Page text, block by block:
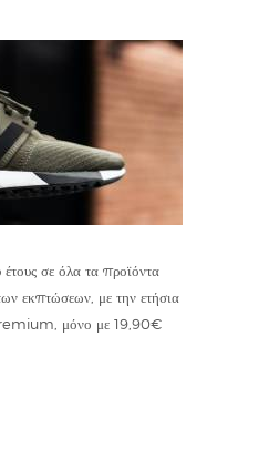
σε όλα τα προϊόντα
εκπτώσεων, με την ετήσια
μόνο με 19,90€